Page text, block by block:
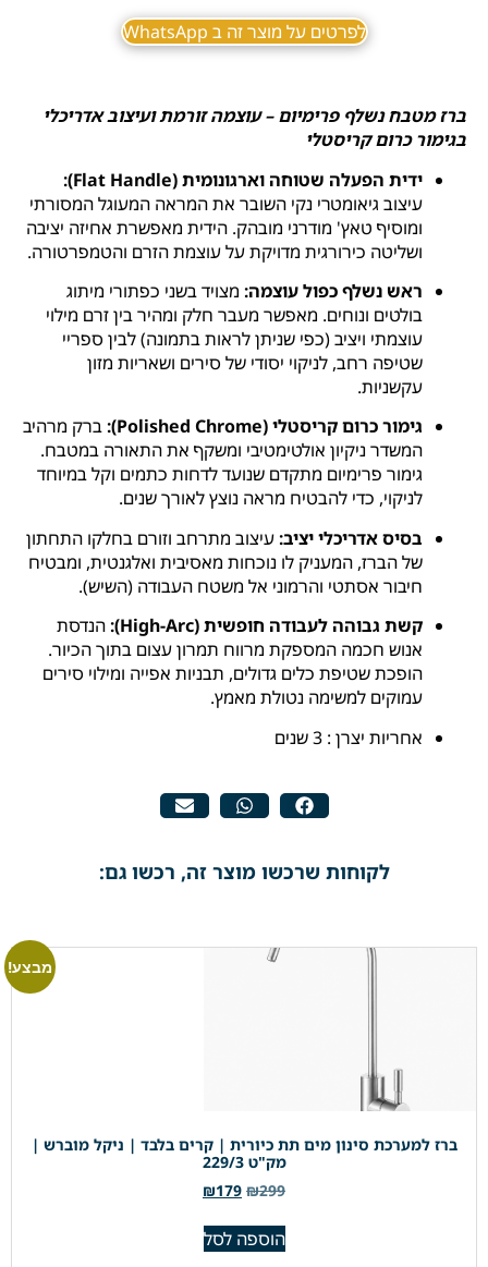
לפרטים על מוצר זה ב WhatsApp
ברז מטבח נשלף פרימיום – עוצמה זורמת ועיצוב אדריכלי
בגימור כרום קריסטלי
ידית הפעלה שטוחה וארגונומית (Flat Handle):
עיצוב גיאומטרי נקי השובר את המראה המעוגל המסורתי
ומוסיף טאץ' מודרני מובהק. הידית מאפשרת אחיזה יציבה
ושליטה כירורגית מדויקת על עוצמת הזרם והטמפרטורה.
ראש נשלף כפול עוצמה: מצויד בשני כפתורי מיתוג
בולטים ונוחים. מאפשר מעבר חלק ומהיר בין זרם מילוי
עוצמתי ויציב (כפי שניתן לראות בתמונה) לבין ספריי
שטיפה רחב, לניקוי יסודי של סירים ושאריות מזון
עקשניות.
גימור כרום קריסטלי (Polished Chrome):
ברק מרהיב
המשדר ניקיון אולטימטיבי ומשקף את התאורה במטבח.
גימור פרימיום מתקדם שנועד לדחות כתמים וקל במיוחד
לניקוי, כדי להבטיח מראה נוצץ לאורך שנים.
בסיס אדריכלי יציב:עיצוב מתרחב וזורם בחלקו התחתון
של הברז, המעניק לו נוכחות מאסיבית ואלגנטית, ומבטיח
חיבור אסתטי והרמוני אל משטח העבודה (השיש).
קשת גבוהה לעבודה חופשית (High-Arc):
הנדסת
אנוש חכמה המספקת מרווח תמרון עצום בתוך הכיור.
הופכת שטיפת כלים גדולים, תבניות אפייה ומילוי סירים
עמוקים למשימה נטולת מאמץ.
אחריות יצרן : 3 שנים
לקוחות שרכשו מוצר זה, רכשו גם:
מבצע!
ברז למערכת סינון מים תת כיורית | קרים בלבד | ניקל מוברש |
מק"ט 229/3
₪299
₪179
הוספה לסל